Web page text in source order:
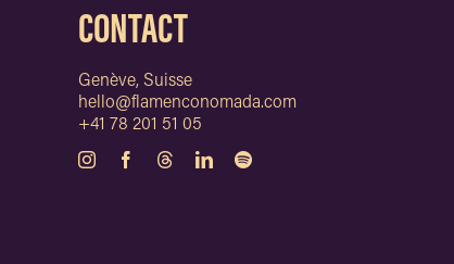
CONTACT
Genève, Suisse
hello@flamenconomada.com
+41 78 201 51 05